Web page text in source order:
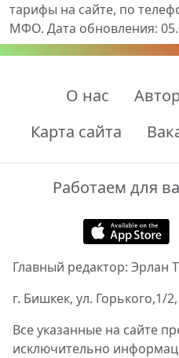
тарифы на сайте, по
МФО. Дата обновления:
О нас
Карта сайта
Работаем для
Главный редактор: Эрлан
г. Бишкек, ул. Горького,1/
Все указанные на сайте
исключительно